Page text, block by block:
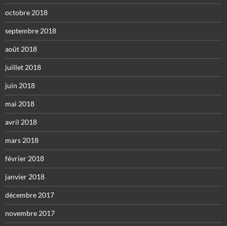
octobre 2018
septembre 2018
août 2018
juillet 2018
juin 2018
mai 2018
avril 2018
mars 2018
février 2018
janvier 2018
décembre 2017
novembre 2017